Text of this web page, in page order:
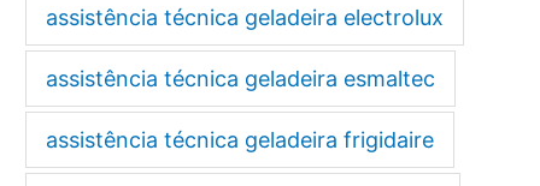
assistência técnica geladeira electrolux
assistência técnica geladeira esmaltec
assistência técnica geladeira frigidaire